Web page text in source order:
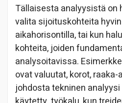
Tällaisesta analyysistä on
valita sijoituskohteita
aikahorisontilla, tai kun
kohteita, joiden
analysoitavissa.
ovat valuutat, korot, raaka-
johdosta tekninen